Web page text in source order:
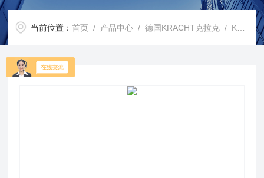
当前位置：首页 / 产品中心 /德国KRACHT克拉克 / KRACHT阀